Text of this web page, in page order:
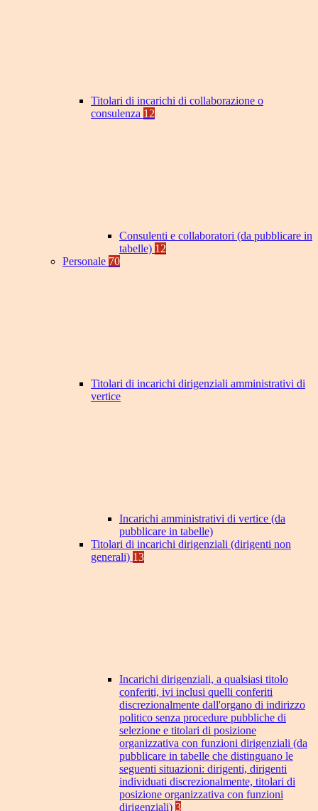
Titolari di incarichi di collaborazione o
consulenza 12
Consulenti e collaboratori (da pubblicare in
tabelle) 12
Personale 70
Titolari di incarichi dirigenziali amministrativi di
vertice
Incarichi amministrativi di vertice (da
pubblicare in tabelle)
Titolari di incarichi dirigenziali (dirigenti non
generali) 13
Incarichi dirigenziali, a qualsiasi titolo
conferiti, ivi inclusi quelli conferiti
discrezionalmente dall'organo di indirizzo
politico senza procedure pubbliche di
selezione e titolari di posizione
organizzativa con funzioni dirigenziali (da
pubblicare in tabelle che distinguano le
seguenti situazioni: dirigenti, dirigenti
individuati discrezionalmente, titolari di
posizione organizzativa con funzioni
dirigenziali) 3